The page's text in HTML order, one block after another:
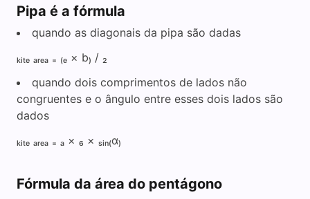
Pipa é a fórmula
quando as diagonais da pipa são dadas
ₖᵢₜₑ ₐᵣₑₐ ₌ ₍ₑ × b₎ / ₂
quando dois comprimentos de lados não
congruentes e o ângulo entre esses dois lados são
dados
ₖᵢₜₑ ₐᵣₑₐ ₌ ₐ × ₆ × ₛᵢₙ₍α₎
Fórmula da área do pentágono